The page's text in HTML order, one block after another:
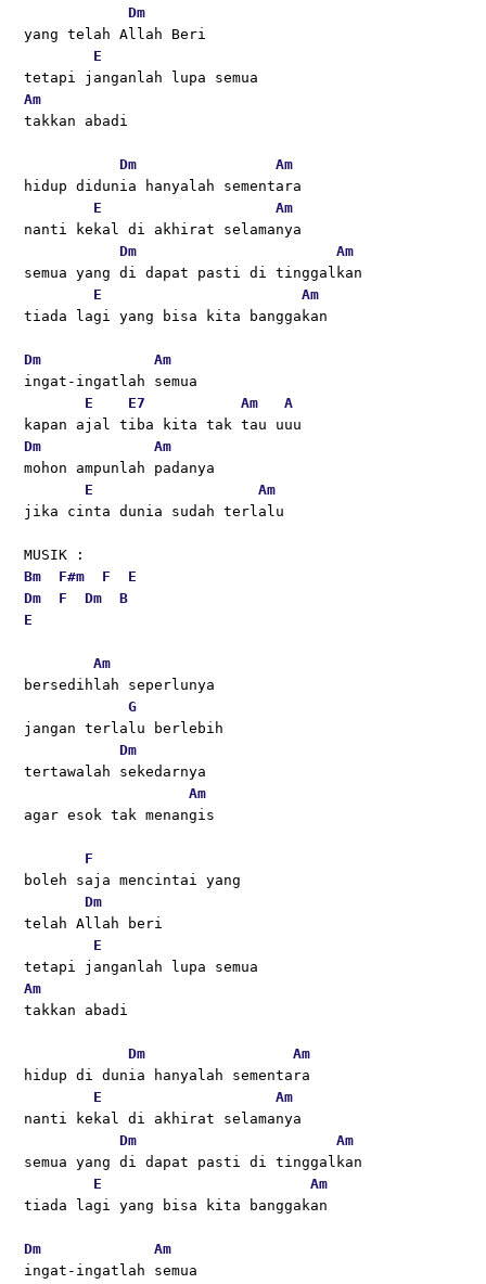
Dm
yang telah Allah Beri
E
tetapi janganlah lupa semua
Am
takkan abadi
Dm
Am
hidup didunia hanyalah sementara
E
Am
nanti kekal di akhirat selamanya
Dm
Am
semua yang di dapat pasti di tinggalkan
E
Am
tiada lagi yang bisa kita banggakan
Dm
Am
ingat-ingatlah semua
E
E7 Am
A
kapan ajal tiba kita tak tau uuu
Dm
Am
mohon ampunlah padanya
E
Am
jika cinta dunia sudah terlalu
MUSIK :
Bm
F#m F
E
Dm
F Dm
B
E
Am
bersedihlah seperlunya
G
jangan terlalu berlebih
Dm
tertawalah sekedarnya
Am
agar esok tak menangis
F
boleh saja mencintai yang
Dm
telah Allah beri
E
tetapi janganlah lupa semua
Am
takkan abadi
Dm
Am
hidup di dunia hanyalah sementara
E
Am
nanti kekal di akhirat selamanya
Dm
Am
semua yang di dapat pasti di tinggalkan
E
Am
tiada lagi yang bisa kita banggakan
Dm
Am
ingat-ingatlah semua